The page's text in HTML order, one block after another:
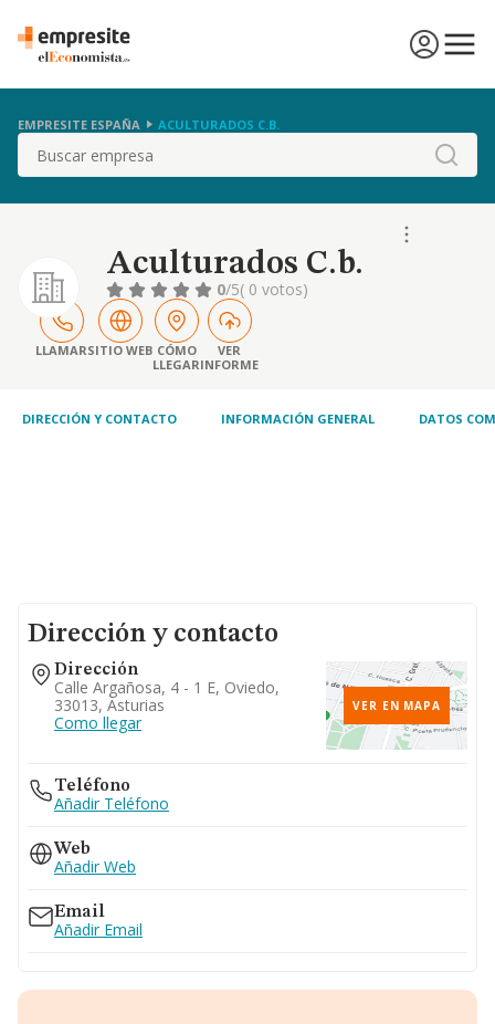
EMPRESITE ESPAÑA ACULTURADOS C.B.
Buscar
Aculturados C.b.
0/5( 0 votos)
LLAMARSITIO WEB CÓMO
LLEGAR
VER
INFORME
DIRECCIÓN Y CONTACTO INFORMACIÓN GENERAL DATOS
Dirección y contacto
Dirección
Calle Argañosa, 4 - 1 E, Oviedo,
33013, Asturias
Como llegar
VER EN MAPA
Teléfono
Añadir Teléfono
Web
Añadir Web
Email
Añadir Email